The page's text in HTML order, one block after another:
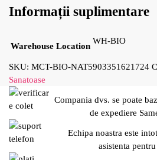
Informații suplimentare
Warehouse Location
WH-BIO
SKU: MCT-BIO-NAT5903351621724
Sanatoase
Compania dvs. se poate
de expediere
Echipa noastra este
asistenta